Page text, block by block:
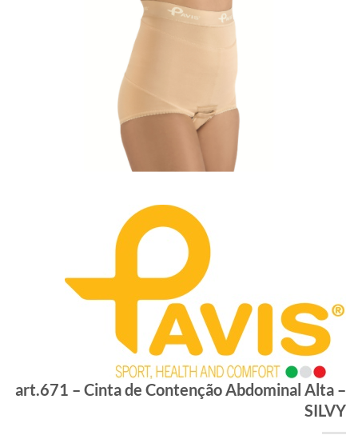
art.671 – Cinta de Contenção Abdominal Alta –
SILVY